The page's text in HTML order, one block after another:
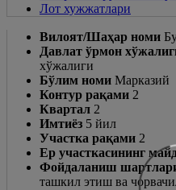
Лот хужжатлари
Вилоят/Шаҳар номи
Давлат ўрмон
хўжалиги
Бўлим номи Марказий
Контур рақами 2
Квартал 2
Имтиёз 5 йил
Участка рақами 2
Ер участкасининг
Фойдаланиш
ташкил этиш ва